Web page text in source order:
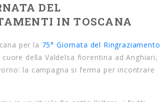
DEL
IN TOSCANA
per la 75° Giornata del Ringraziamento
della Valdelsa fiorentina ad Anghiari,
la campagna si ferma per incontrare